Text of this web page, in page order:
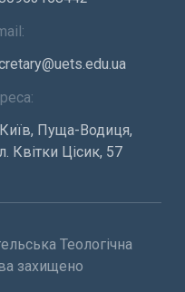
Пуща-Водиця,
Квітки Цісик, 57
Теологічна
захищено